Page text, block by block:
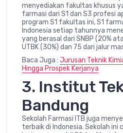
menyediakan fakultas khusus
farmasi dari S1 dan S3 profesi
program S1 fakultas ini, S1
Indonesia setiap tahunnya
yang berasal dari SNBP (20%
UTBK (30%) dan 75 dari jalur
Baca Juga : Jurusan Teknik
Hingga Prospek Kerjanya
3. Institut
Bandung
Sekolah Farmasi ITB juga
terbaik di Indonesia. Sekolah ini